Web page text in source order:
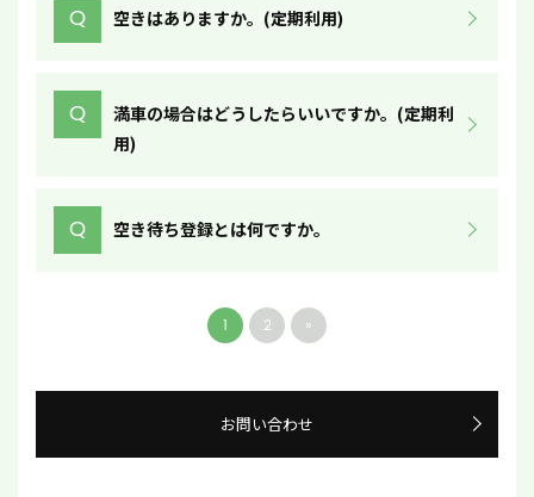
Q 空きはありますか。(定期利用)
Q
満車の場合はどうしたらいいですか。(定期利
用)
Q 空き待ち登録とは何ですか。
1 2 »
お問い合わせ